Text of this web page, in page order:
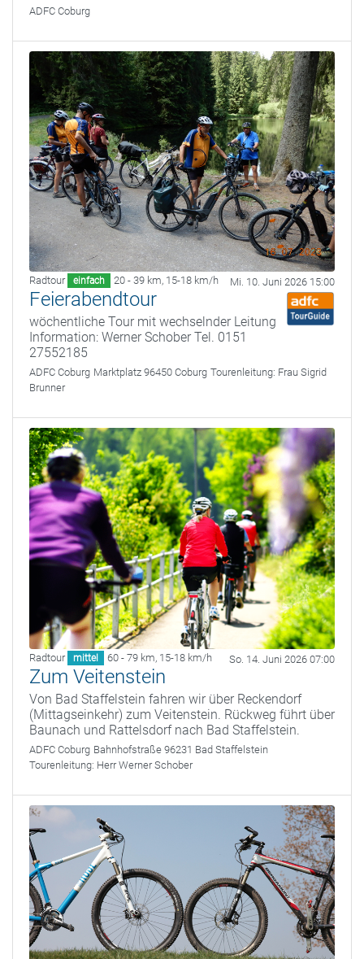
ADFC Coburg
Radtour einfach 20 - 39 km, 15-18 km/h Mi. 10. Juni 2026 15:00
Feierabendtour
wöchentliche Tour mit wechselnder Leitung
Information: Werner Schober Tel. 0151
27552185
ADFC Coburg Marktplatz 96450 Coburg Tourenleitung: Frau Sigrid
Brunner
Radtour mittel 60 - 79 km, 15-18 km/h So. 14. Juni 2026 07:00
Zum Veitenstein
Von Bad Staffelstein fahren wir über Reckendorf
(Mittagseinkehr) zum Veitenstein. Rückweg führt über
Baunach und Rattelsdorf nach Bad Staffelstein.
ADFC Coburg Bahnhofstraße 96231 Bad Staffelstein
Tourenleitung: Herr Werner Schober